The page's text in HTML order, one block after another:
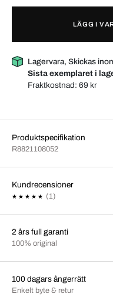
LÄGG I
Lagervara, Skickas
Sista exemplaret i
Fraktkostnad:69 kr
Produktspecifikation
R8821108052
Kundrecensioner
(1)
2 års full garanti
100% original
100 dagars ångerrätt
Enkelt byte & retur